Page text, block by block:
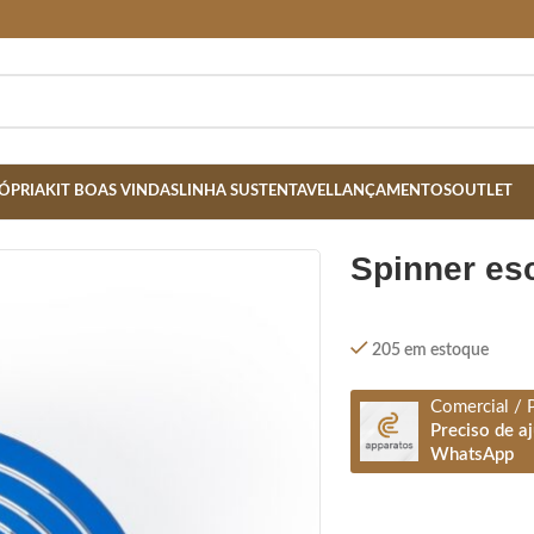
KIT BOAS VINDASLINHA SUSTENTAVELLANÇAMENTOSOUTLET
spinner
205 em estoque
Comercial /
Preciso de
WhatsApp